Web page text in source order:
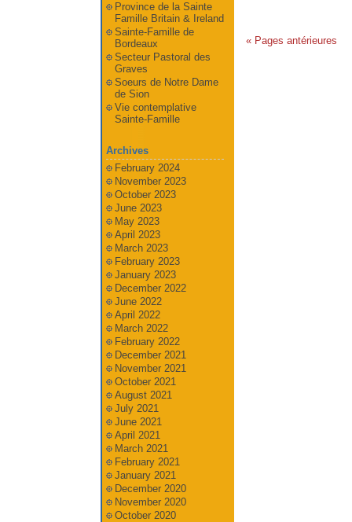
« Pages antérieures
Province de la Sainte
Famille Britain & Ireland
Sainte-Famille de
Bordeaux
Secteur Pastoral des
Graves
Soeurs de Notre Dame
de Sion
Vie contemplative
Sainte-Famille
Archives
February 2024
November 2023
October 2023
June 2023
May 2023
April 2023
March 2023
February 2023
January 2023
December 2022
June 2022
April 2022
March 2022
February 2022
December 2021
November 2021
October 2021
August 2021
July 2021
June 2021
April 2021
March 2021
February 2021
January 2021
December 2020
November 2020
October 2020